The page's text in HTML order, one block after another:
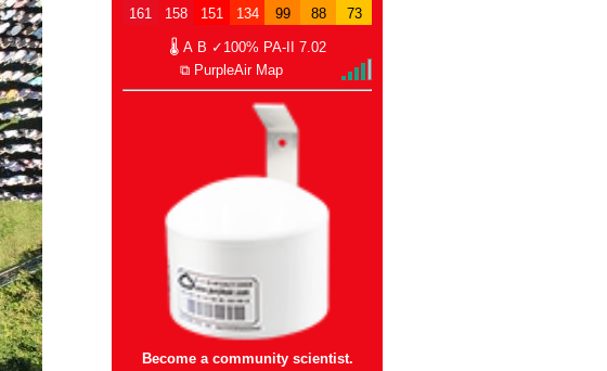
161
158
151
134
99
88
73
🌡 A B ✓100% PA-II
7.02
⧉ PurpleAir Map
Become a community scientist.